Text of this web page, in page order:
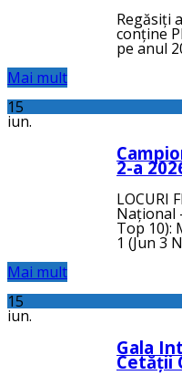
Regăsiți
conține
pe anul
Mai mult
15
iun.
2-a
LOCURI
Național
Top 10):
1 (Jun 3
Mai mult
15
iun.
Gala
Cetății